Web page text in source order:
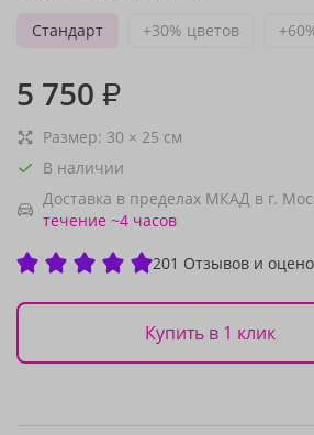
Стандарт
+30% цветов
5 750 ₽
Размер: 30 × 25 см
В наличии
Доставка в пределах МКАД в г.
течение ~4 часов
201 Отзывов и
Купить в 1 клик